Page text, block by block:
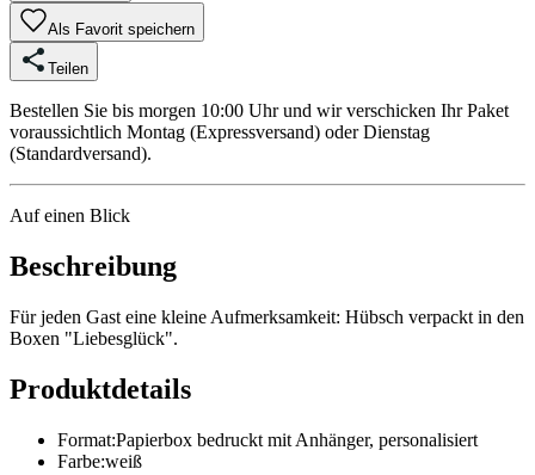
Als Favorit speichern
Teilen
Bestellen Sie bis morgen 10:00 Uhr und wir verschicken Ihr Paket
voraussichtlich Montag (Expressversand) oder Dienstag
(Standardversand).
Auf einen Blick
Beschreibung
Für jeden Gast eine kleine Aufmerksamkeit: Hübsch verpackt in den
Boxen "Liebesglück".
Produktdetails
Format:Papierbox bedruckt mit Anhänger, personalisiert
Farbe:weiß